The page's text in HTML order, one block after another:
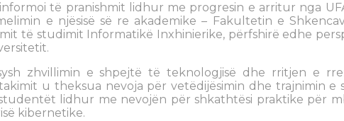
të pranishmit lidhur me progresin e arritur nga
e njësisë së re akademike – Fakultetin e
të studimit Informatikë Inxhinierike, përfshirë edhe
zhvillimin e shpejtë të teknologjisë dhe rritjen e
u theksua nevoja për vetëdijësimin dhe trajnimin e
lidhur me nevojën për shkathtësi praktike për
kibernetike.